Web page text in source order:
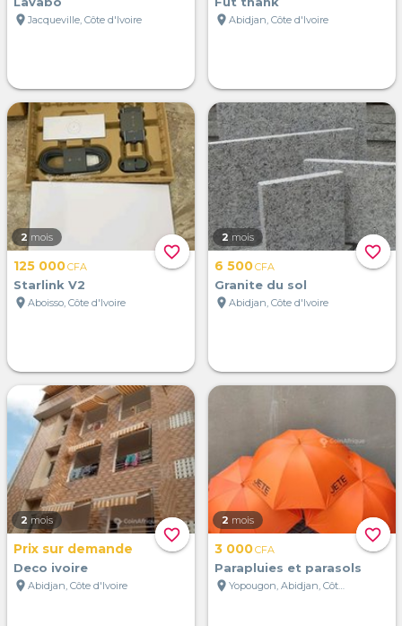
location_on Jacqueville, Côte d'Ivoire
location_on Abidjan, Côte d'Ivoire
favorite_border
2 mois
125 000CFA
Starlink V2
location_on Aboisso, Côte d'Ivoire
favorite_border
2 mois
6 500CFA
Granite du sol
location_on Abidjan, Côte d'Ivoire
favorite_border
2 mois
Prix sur demande
Deco ivoire
location_on Abidjan, Côte d'Ivoire
favorite_border
2 mois
3 000CFA
Parapluies et parasols
location_on
Yopougon, Abidjan, Côte d'Ivoire